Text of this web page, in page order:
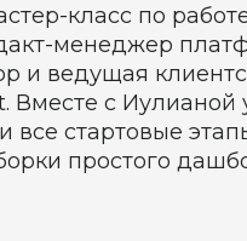
класс по
менеджер
и ведущая
Вместе с Иулианой
стартовые
простого